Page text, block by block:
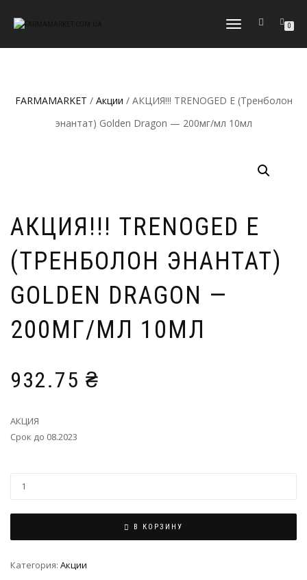
ПЕРЕКЛЮЧИТЬ
0
FARMAMARKET / Акции / АКЦИЯ!!! TRENOGED E (Тренболон
энантат) Golden Dragon — 200мг/мл 10мл
АКЦИЯ!!! TRENOGED E
(ТРЕНБОЛОН ЭНАНТАТ)
GOLDEN DRAGON —
200МГ/МЛ 10МЛ
932.75 ₴
АКЦИЯ
Срок до 08.2023
В КОРЗИНУ
Категория: Акции